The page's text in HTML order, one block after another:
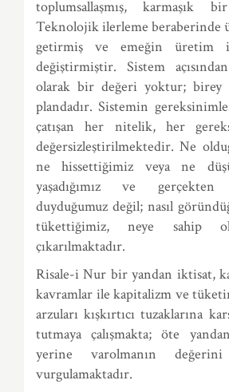
toplumsallaşmış, karmaşık
Teknolojik ilerleme beraberinde
getirmiş ve emeğin üretim
değiştirmiştir. Sistem
olarak bir değeri yoktur; birey
plandadır. Sistemin
çatışan her nitelik, her
değersizleştirilmektedir. Ne
ne hissettiğimiz veya ne
yaşadığımız ve
duyduğumuz değil; nasıl
tükettiğimiz, neye sahip
çıkarılmaktadır.
Risale-i Nur bir yandan iktisat,
kavramlar ile kapitalizm ve
arzuları kışkırtıcı tuzaklarına
tutmaya çalışmakta; öte
yerine varolmanın
vurgulamaktadır.